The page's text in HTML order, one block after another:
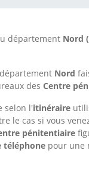
départementNord
Nord
des Centre
selon l'itinéraire
le cas si vous
pénitentiaire
téléphonepour une